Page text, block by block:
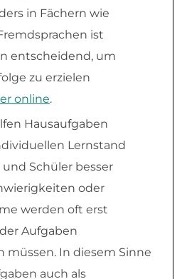
in Fächern wie
ist
entscheidend, um
zu erzielen
online.
Hausaufgaben
Lernstand
Schüler besser
oder
werden oft erst
Aufgaben
müssen. In diesem Sinne
auch als